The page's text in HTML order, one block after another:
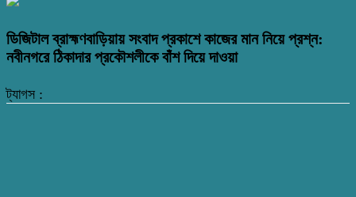
ডিজিটাল ব্রাহ্মণবাড়িয়ায় সংবাদ প্রকাশে কাজের মান নিয়ে প্রশ্ন:
নবীনগরে ঠিকাদার প্রকৌশলীকে বাঁশ দিয়ে দাওয়া
ট্যাগস :